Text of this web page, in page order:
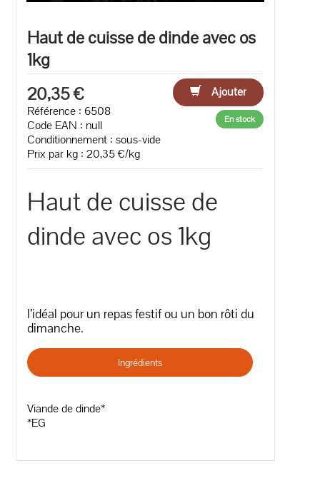
Haut de cuisse de dinde avec os
1kg
20,35 €
Ajouter
Référence : 6508
Code EAN : null
Conditionnement : sous-vide
Prix par kg : 20,35 €/kg
En stock
Haut de cuisse de
dinde avec os 1kg
l’idéal pour un repas festif ou un bon rôti du
dimanche.
Ingrédients
Viande de dinde*
*EG